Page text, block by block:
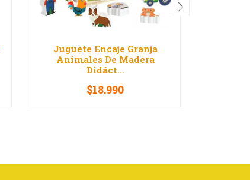
Juguete Encaje Granja
Animales De Madera
Didáct...
VER OPCIONES
$18.990